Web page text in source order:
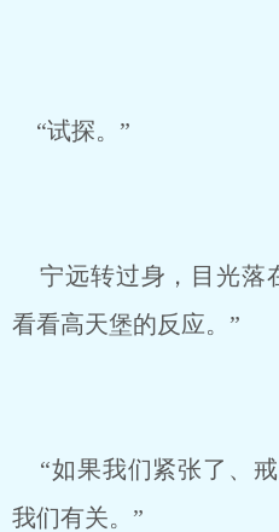
“试探。”
宁远转过身，目光落
看看高天堡的反应。”
“如果我们紧张了、
我们有关。”